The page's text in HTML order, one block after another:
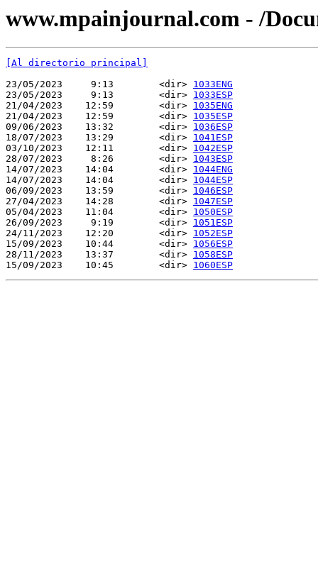
www.mpainjournal.com - /
[Al directorio principal]
23/05/2023     9:13        <dir> 1033ENG
23/05/2023     9:13        <dir> 1033ESP
21/04/2023    12:59        <dir> 1035ENG
21/04/2023    12:59        <dir> 1035ESP
09/06/2023    13:32        <dir> 1036ESP
18/07/2023    13:29        <dir> 1041ESP
03/10/2023    12:11        <dir> 1042ESP
28/07/2023     8:26        <dir> 1043ESP
14/07/2023    14:04        <dir> 1044ENG
14/07/2023    14:04        <dir> 1044ESP
06/09/2023    13:59        <dir> 1046ESP
27/04/2023    14:28        <dir> 1047ESP
05/04/2023    11:04        <dir> 1050ESP
26/09/2023     9:19        <dir> 1051ESP
24/11/2023    12:20        <dir> 1052ESP
15/09/2023    10:44        <dir> 1056ESP
28/11/2023    13:37        <dir> 1058ESP
15/09/2023    10:45        <dir> 1060ESP